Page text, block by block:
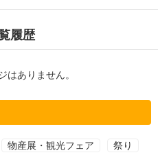
履歴
はありません。
物産展・観光フェア 祭り